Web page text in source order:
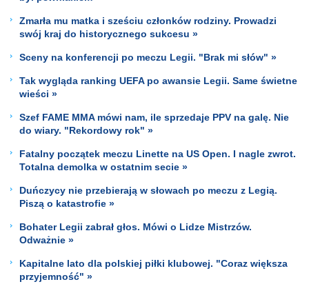
Zmarła mu matka i sześciu członków rodziny. Prowadzi
swój kraj do historycznego sukcesu »
Sceny na konferencji po meczu Legii. "Brak mi słów" »
Tak wygląda ranking UEFA po awansie Legii. Same świetne
wieści »
Szef FAME MMA mówi nam, ile sprzedaje PPV na galę. Nie
do wiary. "Rekordowy rok" »
Fatalny początek meczu Linette na US Open. I nagle zwrot.
Totalna demolka w ostatnim secie »
Duńczycy nie przebierają w słowach po meczu z Legią.
Piszą o katastrofie »
Bohater Legii zabrał głos. Mówi o Lidze Mistrzów.
Odważnie »
Kapitalne lato dla polskiej piłki klubowej. "Coraz większa
przyjemność" »